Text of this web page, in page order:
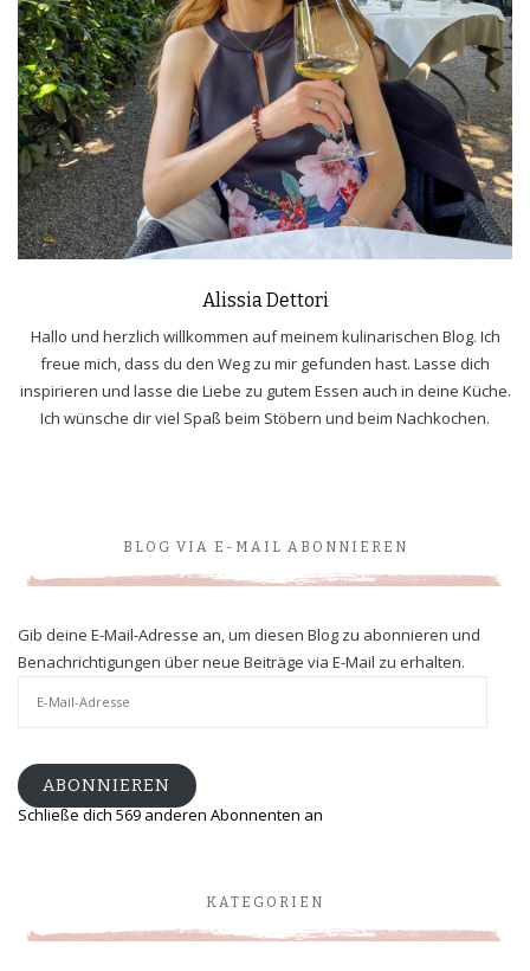
Alissia Dettori
Hallo und herzlich willkommen auf meinem kulinarischen Blog. Ich
freue mich, dass du den Weg zu mir gefunden hast. Lasse dich
inspirieren und lasse die Liebe zu gutem Essen auch in deine Küche.
Ich wünsche dir viel Spaß beim Stöbern und beim Nachkochen.
BLOG VIA E-MAIL ABONNIEREN
Gib deine E-Mail-Adresse an, um diesen Blog zu abonnieren und
Benachrichtigungen über neue Beiträge via E-Mail zu erhalten.
ABONNIEREN
Schließe dich 569 anderen Abonnenten an
KATEGORIEN